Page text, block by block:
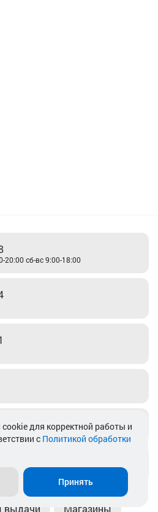
20:00 сб-вс 9:00-18:00
выдачи Магазины
для корректной работы и
с Политикой обработки
Принять